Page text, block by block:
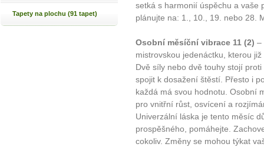
Tapety na plochu (91 tapet)
setká s harmonií úspěchu a vaše
plánujte na: 1., 10., 19. nebo 28.
Osobní měsíční vibrace 11 (2) –
mistrovskou jedenáctku, kterou
Dvě síly nebo dvě touhy stojí
spojit k dosažení štěstí. Přesto i
každá má svou hodnotu. Osobní
pro vnitřní růst, osvícení a
Univerzální láska je tento měsíc
prospěšného, pomáhejte.
cokoliv. Změny se mohou týkat